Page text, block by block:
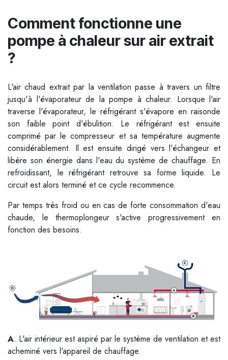
A. L'air intérieur est aspiré par le système de ventilation et est
acheminé vers l'appareil de chauffage.
Comment fonctionne une
pompe à chaleur sur air extrait
?
L'air chaud extrait par la ventilation passe à travers un filtre
jusqu'à l'évaporateur de la pompe à chaleur. Lorsque l'air
traverse l'évaporateur, le réfrigérant s'évapore en raisonde
son faible point d'ébulition. Le réfrigérant est ensuite
comprimé par le compresseur et sa température augmente
considérablement. Il est ensuite dirigé vers l'échangeur et
libère son énergie dans l'eau du système de chauffage. En
refroidissant, le réfrigérant retrouve sa forme liquide. Le
circuit est alors terminé et ce cycle recommence.
Par temps très froid ou en cas de forte consommation d'eau
chaude, le thermoplongeur s'active progressivement en
fonction des besoins.